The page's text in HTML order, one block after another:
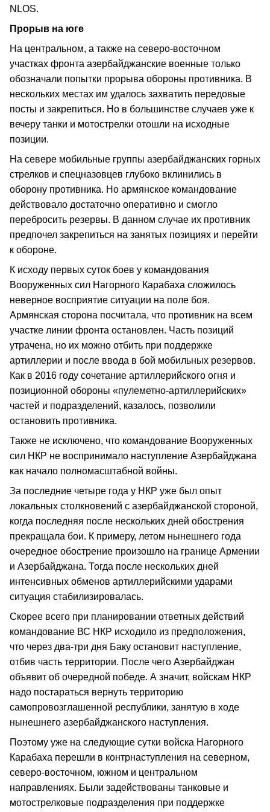
NLOS.
Прорыв на юге
На центральном, а также на северо-восточном
участках фронта азербайджанские военные только
обозначали попытки прорыва обороны противника. В
нескольких местах им удалось захватить передовые
посты и закрепиться. Но в большинстве случаев уже к
вечеру танки и мотострелки отошли на исходные
позиции.
На севере мобильные группы азербайджанских горных
стрелков и спецназовцев глубоко вклинились в
оборону противника. Но армянское командование
действовало достаточно оперативно и смогло
перебросить резервы. В данном случае их противник
предпочел закрепиться на занятых позициях и перейти
к обороне.
К исходу первых суток боев у командования
Вооруженных сил Нагорного Карабаха сложилось
неверное восприятие ситуации на поле боя.
Армянская сторона посчитала, что противник на всем
участке линии фронта остановлен. Часть позиций
утрачена, но их можно отбить при поддержке
артиллерии и после ввода в бой мобильных резервов.
Как в 2016 году сочетание артиллерийского огня и
позиционной обороны «пулеметно-артиллерийских»
частей и подразделений, казалось, позволили
остановить противника.
Также не исключено, что командование Вооруженных
сил НКР не воспринимало наступление Азербайджана
как начало полномасштабной войны.
За последние четыре года у НКР уже был опыт
локальных столкновений с азербайджанской стороной,
когда последняя после нескольких дней обострения
прекращала бои. К примеру, летом нынешнего года
очередное обострение произошло на границе Армении
и Азербайджана. Тогда после нескольких дней
интенсивных обменов артиллерийскими ударами
ситуация стабилизировалась.
Скорее всего при планировании ответных действий
командование ВС НКР исходило из предположения,
что через два-три дня Баку остановит наступление,
отбив часть территории. После чего Азербайджан
объявит об очередной победе. А значит, войскам НКР
надо постараться вернуть территорию
самопровозглашенной республики, занятую в ходе
нынешнего азербайджанского наступления.
Поэтому уже на следующие сутки войска Нагорного
Карабаха перешли в контрнаступления на северном,
северо-восточном, южном и центральном
направлениях. Были задействованы танковые и
мотострелковые подразделения при поддержке